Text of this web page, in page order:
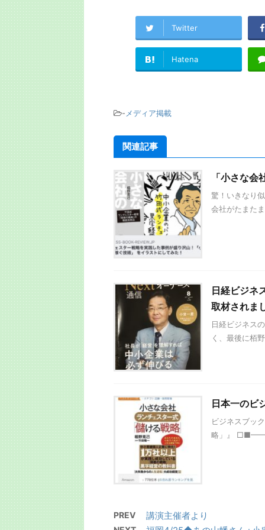
Twitter
Hatena
- メディア掲載
関連記事
「小さな
驚！いきなり
会社がたまた
日経ビジネ
取材されま
日経ビジネス
く、最後に栢
日本一のビ
ビジネスブッ
略」』
PREV 講演主催者より